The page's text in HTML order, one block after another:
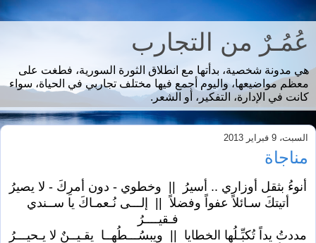
عُمُـرٌ من التجارب
هي مدونة شخصية، بدأتها مع انطلاق الثورة السورية، فطغت على
معظم مواضيعها، واليوم أجمع فيها مختلف تجاربي في الحياة، سواء
كانت في الإدارة، التفكير، أو الشعر.
السبت، 9 فبراير 2013
مناجاة
أنوءُ بثقل أوزاري .. أسيرُ || وخطوي - دون أمرِكَ - لا يصيرُ
أتيتكَ سـائلاً عفواً وفضلاً || إلـــى نُـعمـاكَ يا ســندي
فـقيــــرُ
مددتُ يداً تُكبِّـلُها الخطايا || ويبسُـــطُهــا يقـيــنٌ لا يـحيـــرُ